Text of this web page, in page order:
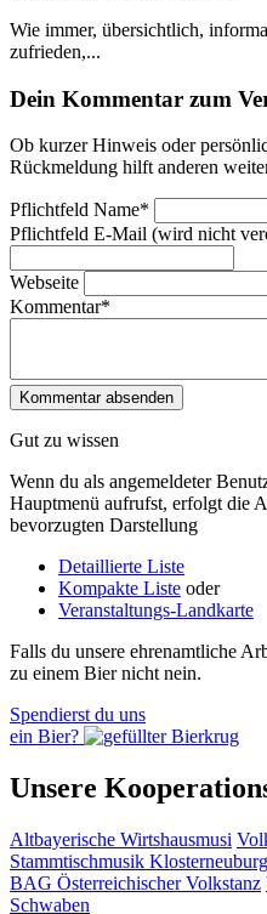
Wie immer, übersichtlich,
zufrieden,...
Dein Kommentar zum
Ob kurzer Hinweis oder
Rückmeldung hilft anderen
Pflichtfeld Name*
Pflichtfeld E-Mail (wird nicht
Webseite
Kommentar*
Gut zu wissen
Wenn du als angemeldeter
Hauptmenü aufrufst, erfolgt die
bevorzugten Darstellung
Detaillierte Liste
Kompakte Liste oder
Veranstaltungs-Landkarte
Falls du unsere ehrenamtliche
zu einem Bier nicht nein.
Spendierst du uns
ein Bier?
Unsere
Altbayerische Wirtshausmusi
Stammtischmusik Klosterneuburg
BAG Österreichischer Volkstanz
Schwaben